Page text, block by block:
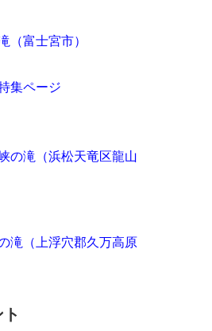
（富士宮市）
集ページ
の滝（浜松天竜区龍山
滝（上浮穴郡久万高原